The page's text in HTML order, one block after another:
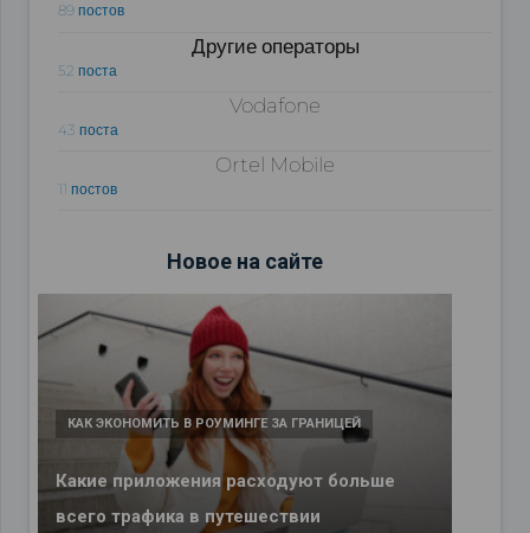
89 постов
Другие операторы
52 поста
Vodafone
43 поста
Ortel Mobile
11 постов
Новое на сайте
Какие приложения расходуют больше
всего трафика в путешествии
КАК ЭКОНОМИТЬ В РОУМИНГЕ ЗА ГРАНИЦЕЙ